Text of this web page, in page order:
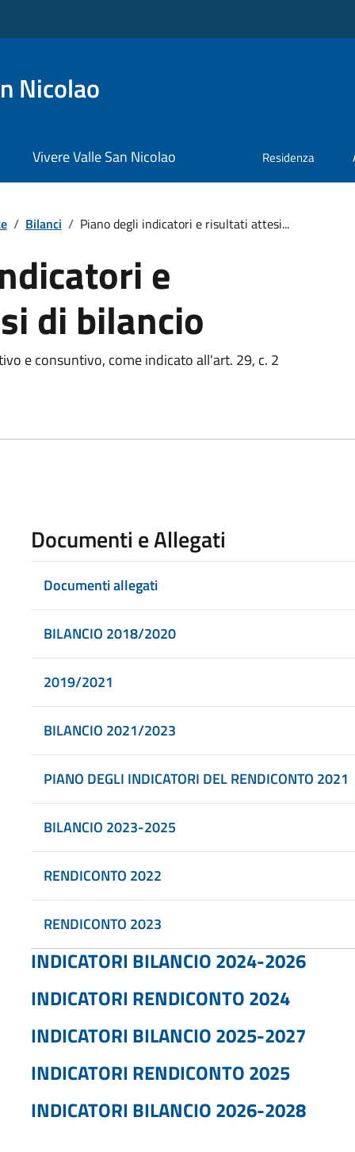
Nicolao
Vivere Valle San Nicolao Residenza
/ Bilanci / Piano degli indicatori e risultati attesi...
e
di bilancio
e consuntivo, come indicato all'art. 29, c. 2
Documenti e Allegati
Documenti allegati
BILANCIO 2018/2020
2019/2021
BILANCIO 2021/2023
PIANO DEGLI INDICATORI DEL RENDICONTO 2021
BILANCIO 2023-2025
RENDICONTO 2022
RENDICONTO 2023
INDICATORI BILANCIO 2024-2026
INDICATORI RENDICONTO 2024
INDICATORI BILANCIO 2025-2027
INDICATORI RENDICONTO 2025
INDICATORI BILANCIO 2026-2028